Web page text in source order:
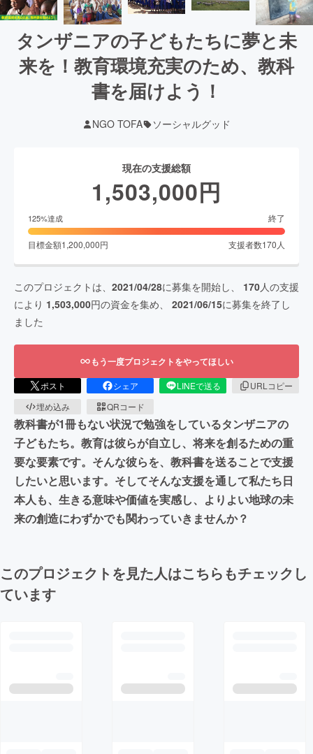
タンザニアの子どもたちに夢と未
来を！教育環境充実のため、教科
書を届けよう！
NGO TOFA ソーシャルグッド
現在の支援総額
1,503,000円
125%達成 終了
目標金額1,200,000円 支援者数170 人
このプロジェクトは、 2021/04/28に募集を開始し、 170人の支援
により 1,503,000円の資金を集め、 2021/06/15に募集を終了し
ました
もう一度プロジェクトをやってほしい
ポスト シェア LINEで送る
URLコピー
埋め込み
QRコード
教科書が1冊もない状況で勉強をしているタンザニアの
子どもたち。教育は彼らが自立し、将来を創るための重
要な要素です。そんな彼らを、教科書を送ることで支援
したいと思います。そしてそんな支援を通して私たち日
本人も、生きる意味や価値を実感し、よりよい地球の未
来の創造にわずかでも関わっていきませんか？
このプロジェクトを見た人はこちらもチェックし
ています